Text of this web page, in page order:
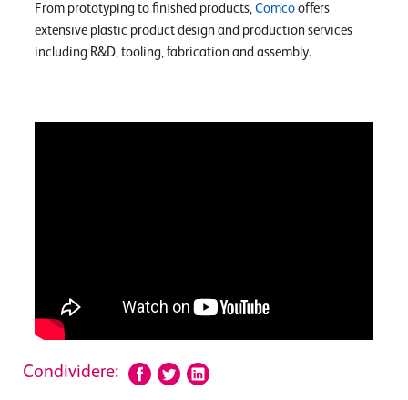
From prototyping to finished products, Comco offers
extensive plastic product design and production services
including R&D, tooling, fabrication and assembly.
Condividere: